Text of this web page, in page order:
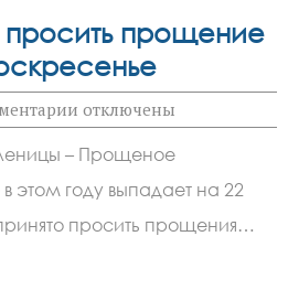
просить прощение
к
записи
Как
правильно
просить
прощение
в
Прощеное
отключены
– Прощеное
этом году выпадает на 22
просить прощения…